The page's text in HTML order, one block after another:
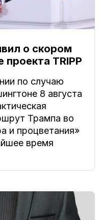
о скором
проекта TRIPP
по случаю
8 августа
Трампа во
и процветания»
время